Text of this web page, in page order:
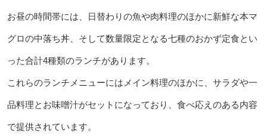
お昼の時間帯には、日替わりの魚や肉料理のほかに新鮮な本マ
グロの中落ち丼、そして数量限定となる七種のおかず定食とい
った合計4種類のランチがあります。
これらのランチメニューにはメイン料理のほかに、サラダや一
品料理とお味噌汁がセットになっており、食べ応えのある内容
で提供されています。